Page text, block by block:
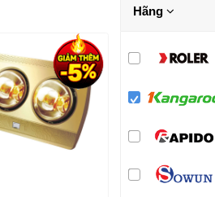
Hãng